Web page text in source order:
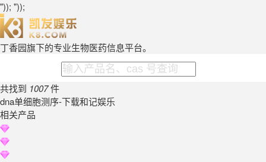
")); "));
丁香园旗下的专业生物医药信息平台。
共找到 1007件
dna单细胞测序-下载和记娱乐
相关产品